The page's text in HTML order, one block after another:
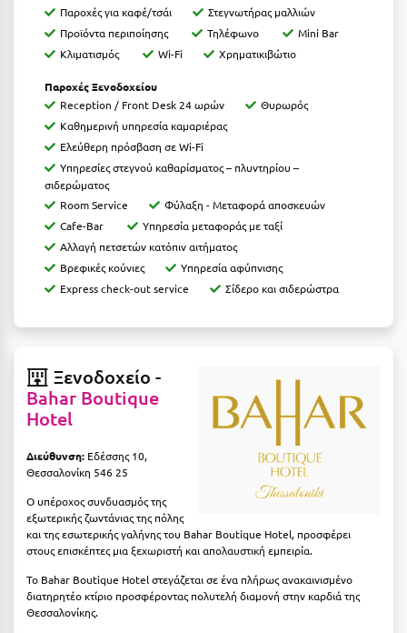
Καβάλα
Καλαμάτα
Κάλαμος
Καλαμπάκα
Κάλυμνος
Καμένα Βούρλα
Καρδάμαινα
Κάρπαθος
Καρπενήσι
Κάρυστος
Κασσάνδρα
Καστοριά
Κατερίνη
Παροχές για καφέ/τσάι
Στεγνωτήρας μαλλιών
Προϊόντα περιποίησης
Τηλέφωνο
Mini Bar
Κλιματισμός
Wi-Fi Χρηματικιβώτιο
Παροχές Ξενοδοχείου
Reception / Front Desk 24 ωρών
Θυρωρός
Καθημερινή υπηρεσία καμαριέρας
Ελεύθερη πρόσβαση σε Wi-Fi
Υπηρεσίες στεγνού καθαρίσματος – πλυντηρίου –
σιδερώματος
Room Service
Φύλαξη - Μεταφορά αποσκευών
Cafe-Bar
Υπηρεσία μεταφοράς με ταξί
Αλλαγή πετσετών κατόπιν αιτήματος
Βρεφικές κούνιες
Υπηρεσία αφύπνισης
Express check-out service
Σίδερο και σιδερώστρα
Ξενοδοχείο -
Bahar Boutique
Hotel
Διεύθυνση: Εδέσσης 10,
Θεσσαλονίκη 546 25
Ο υπέροχος συνδυασμός της
εξωτερικής ζωντάνιας της πόλης
και της εσωτερικής γαλήνης του Bahar Boutique Hotel, προσφέρει
στους επισκέπτες μια ξεχωριστή και απολαυστική εμπειρία.
Το Bahar Boutique Hotel στεγάζεται σε ένα πλήρως ανακαινισμένο
διατηρητέο κτίριο προσφέροντας πολυτελή διαμονή στην καρδιά της
Θεσσαλονίκης.